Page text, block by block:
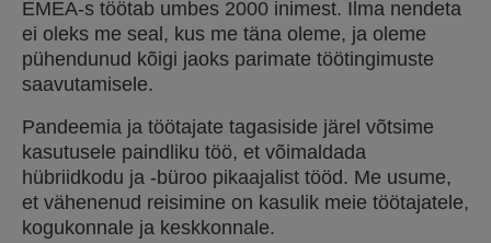
EMEA-s töötab umbes 2000 inimest. Ilma nendeta
ei oleks me seal, kus me täna oleme, ja oleme
pühendunud kõigi jaoks parimate töötingimuste
saavutamisele.
Pandeemia ja töötajate tagasiside järel võtsime
kasutusele paindliku töö, et võimaldada
hübriidkodu ja -büroo pikaajalist tööd. Me usume,
et vähenenud reisimine on kasulik meie töötajatele,
kogukonnale ja keskkonnale.